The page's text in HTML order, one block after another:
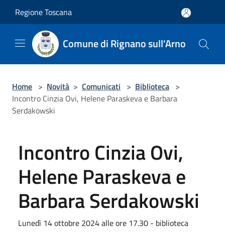
Regione Toscana
Comune di Rignano sull'Arno
Home > Novità > Comunicati > Biblioteca >
Incontro Cinzia Ovi, Helene Paraskeva e Barbara
Serdakowski
Incontro Cinzia Ovi,
Helene Paraskeva e
Barbara Serdakowski
Lunedì 14 ottobre 2024 alle ore 17.30 - biblioteca